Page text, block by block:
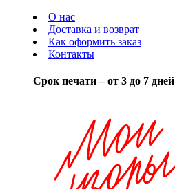
О нас
Доставка и возврат
Как оформить заказ
Контакты
Срок печати – от 3 до 7 дней